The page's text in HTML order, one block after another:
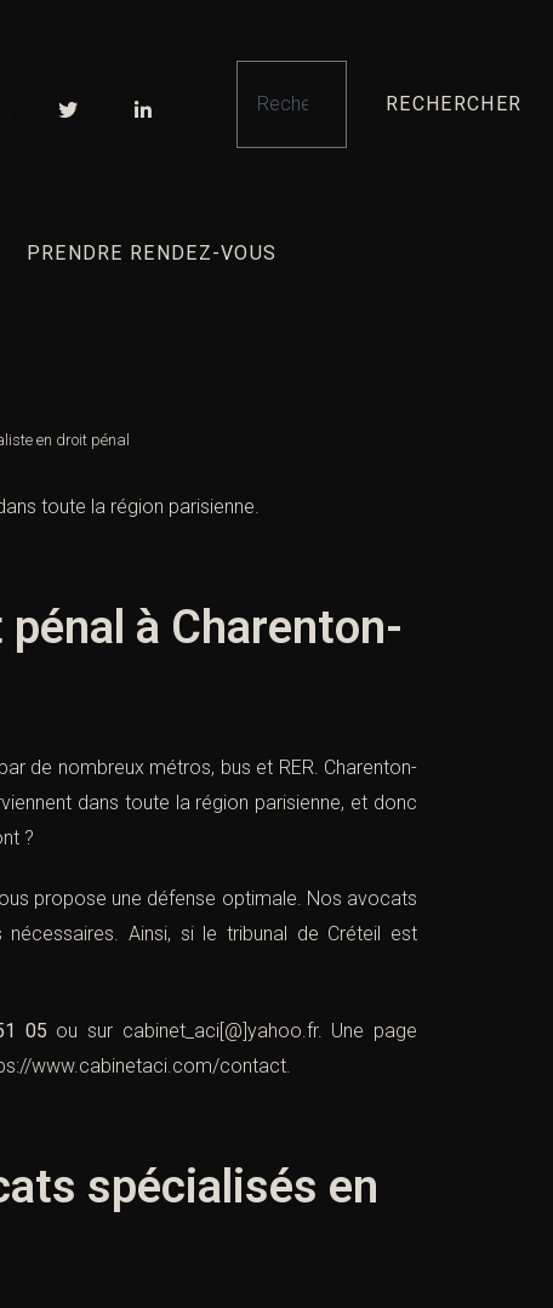
RECHERCHER
PRENDRE RENDEZ-VOUS
en droit pénal
toute la région parisienne.
à Charenton-
de nombreux métros, bus et RER. Charenton-
dans toute la région parisienne, et donc
?
propose une défense optimale. Nos avocats
Ainsi, si le tribunal de Créteil est
05 ou sur cabinet_aci[@]yahoo.fr. Une page
www.cabinetaci.com/contact.
spécialisés en